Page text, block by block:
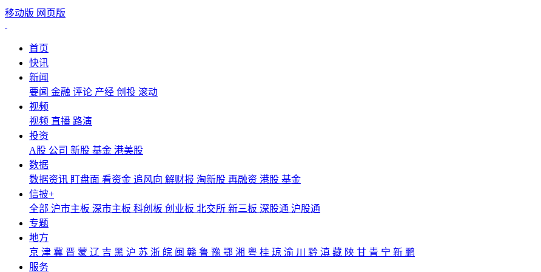
移动版 网页版
首页
快讯
新闻
要闻 金融 评论 产经 创投 滚动
视频
视频 直播 路演
投资
A股 公司 新股 基金 港美股
数据
数据资讯 盯盘面 看资金 追风向 解财报 淘新股 再融资 港股 基金
信披+
全部 沪市主板 深市主板 科创板 创业板 北交所 新三板 深股通 沪股通
专题
地方
京 津 冀 晋 蒙 辽 吉 黑 沪 苏 浙 皖 闽 赣 鲁 豫 鄂 湘 粤 桂 琼 渝 川 黔 滇 藏 陕 甘 青 宁 新 鹏
服务